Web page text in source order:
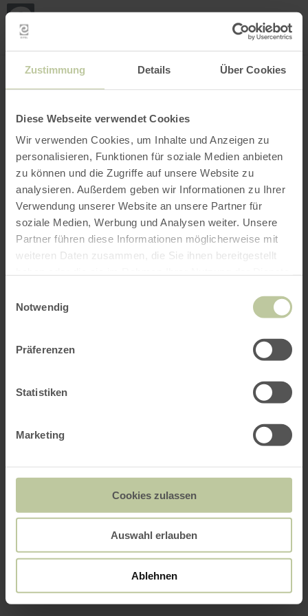
Zustimmung Details Über Cookies
Diese Webseite verwendet Cookies
Wir verwenden Cookies, um Inhalte und Anzeigen zu
personalisieren, Funktionen für soziale Medien anbieten
zu können und die Zugriffe auf unsere Website zu
analysieren. Außerdem geben wir Informationen zu Ihrer
Verwendung unserer Website an unsere Partner für
soziale Medien, Werbung und Analysen weiter. Unsere
Partner führen diese Informationen möglicherweise mit
weiteren Daten zusammen, die Sie ihnen bereitgestellt
Notwendig
Präferenzen
Statistiken
Marketing
Cookies zulassen
Auswahl erlauben
Ablehnen
INTERAKTIVE KARTE
Filter öffnen